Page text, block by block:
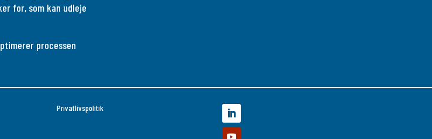
for, som kan udleje
processen
Privatlivspolitik